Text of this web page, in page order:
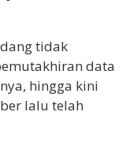
tidak
data
hingga kini
lalu telah